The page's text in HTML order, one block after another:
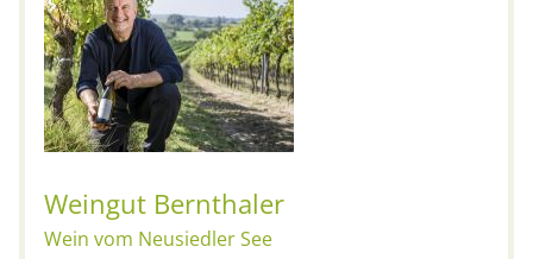
Weingut Bernthaler
Wein vom Neusiedler See